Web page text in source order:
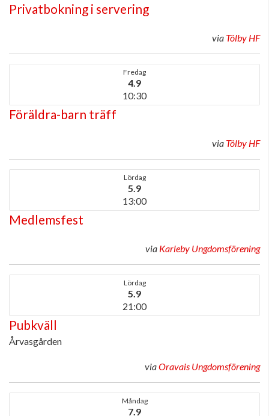
Privatbokning i servering
via Tölby HF
Fredag
4.9
10:30
Föräldra-barn träff
via Tölby HF
Lördag
5.9
13:00
Medlemsfest
via Karleby Ungdomsförening
Lördag
5.9
21:00
Pubkväll
Årvasgården
viaOravais Ungdomsförening
Måndag
7.9